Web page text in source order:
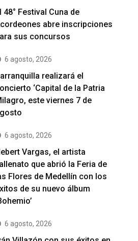
48° Festival Cuna de
abre inscripciones
sus concursos
6 agosto, 2026
realizará el
‘Capital de la Patria
este viernes 7 de
6 agosto, 2026
Vargas, el artista
que abrió la Feria de
Flores de Medellín con los
de su nuevo álbum
6 agosto, 2026